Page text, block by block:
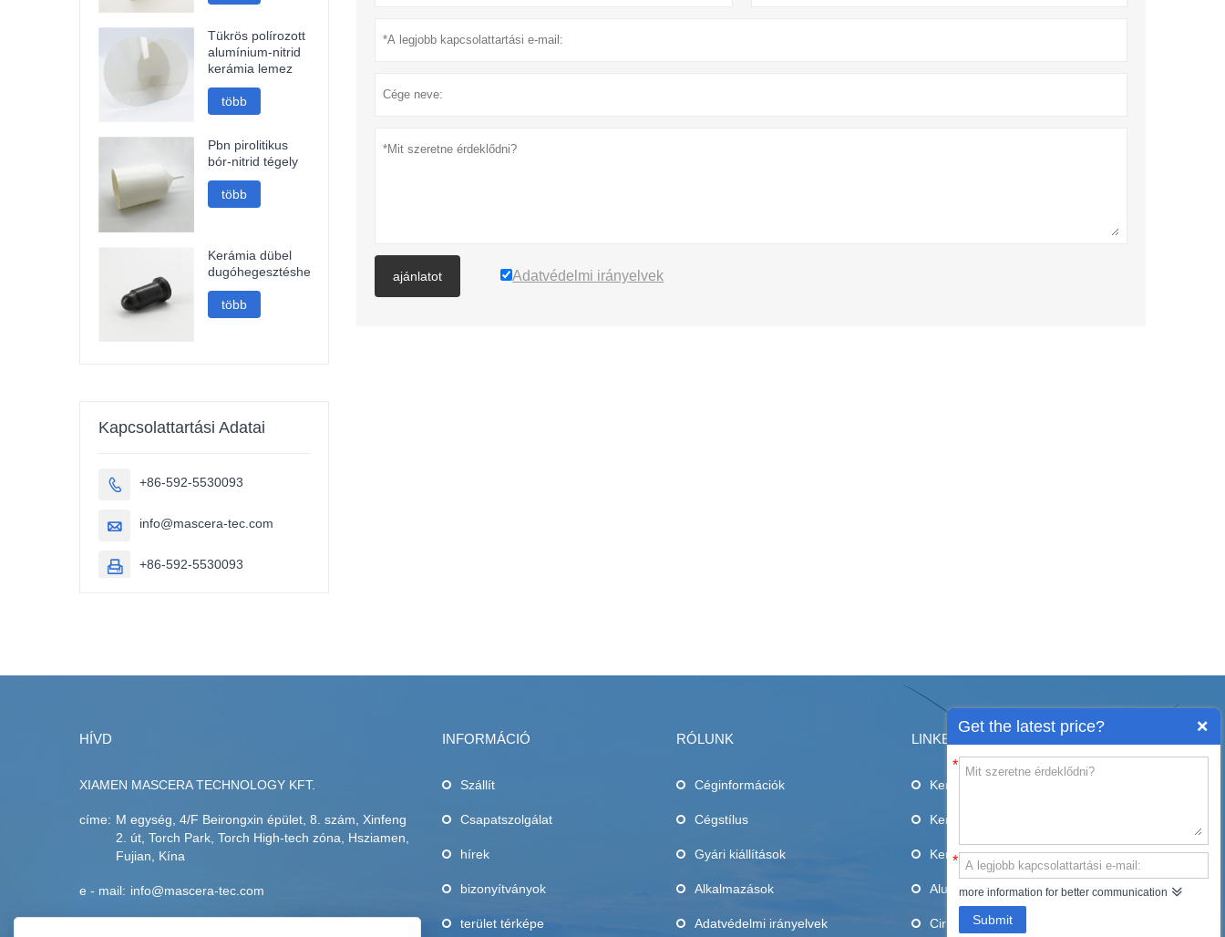
Get the latest price?
*
*
more information for better communication
Submit
ajánlatot Adatvédelmi irányelvek
Tükrös polírozott
alumínium-nitrid
kerámia lemez
több
Pbn pirolitikus
bór-nitrid tégely
több
Kerámia dübel
dugóhegesztéshez
több
Kapcsolattartási Adatai
 +86-592-5530093
 info@mascera-tec.com
 +86-592-5530093
HÍVD
XIAMEN MASCERA TECHNOLOGY KFT.
címe: M egység, 4/F Beirongxin épület, 8. szám, Xinfeng
2. út, Torch Park, Torch High-tech zóna, Hsziamen,
Fujian, Kína
e - mail: info@mascera-tec.com
INFORMÁCIÓ
Szállít
Csapatszolgálat
hírek
bizonyítványok
terület térképe
RÓLUNK
Céginformációk
Cégstílus
Gyári kiállítások
Alkalmazások
Adatvédelmi irányelvek
LINKEK
Kerámia aljzatok
Kerámia pengék
Kerámia cső
Alumina kerámia
Cirkónia kerámia